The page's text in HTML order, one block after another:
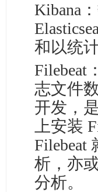
Kibana
和以统
Filebeat
志文件
开发，
上安装
Filebeat
析，亦
分析。